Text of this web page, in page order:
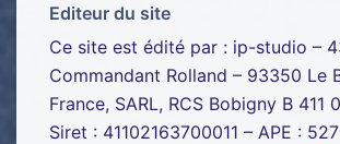
Editeur du site
Ce site est édité par : ip-studio –
Commandant Rolland – 93350 Le
France, SARL, RCS Bobigny B 411
Siret : 41102163700011 – APE :